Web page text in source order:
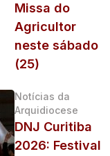
Missa do
Agricultor
neste sábado
(25)
Notícias da
Arquidiocese
DNJ Curitiba
2026: Festival